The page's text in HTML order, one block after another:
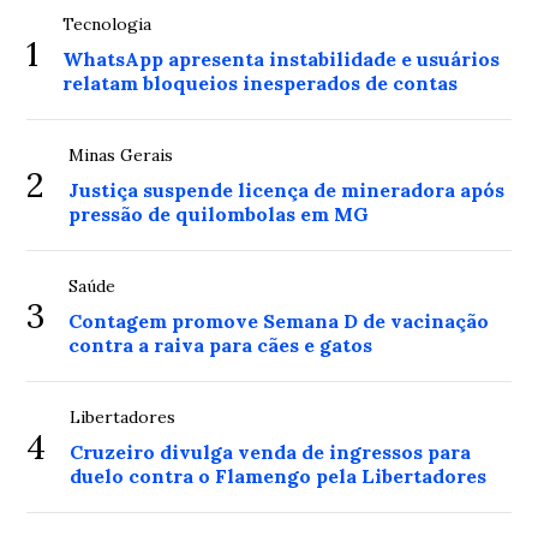
1
Tecnologia
WhatsApp apresenta instabilidade e usuários
relatam bloqueios inesperados de contas
2
Minas Gerais
Justiça suspende licença de mineradora após
pressão de quilombolas em MG
3
Saúde
Contagem promove Semana D de vacinação
contra a raiva para cães e gatos
4
Libertadores
Cruzeiro divulga venda de ingressos para
duelo contra o Flamengo pela Libertadores